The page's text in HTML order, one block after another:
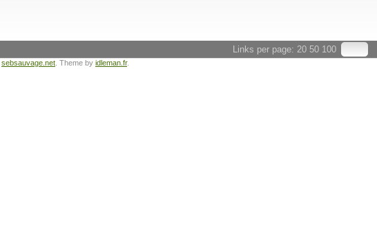
Links per page: 20 50 100
sebsauvage.net . Theme by idleman.fr.